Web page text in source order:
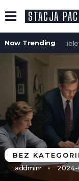
STACJA
Now Trending
Czy domy
BEZ KATEGORII
addminr
2024-